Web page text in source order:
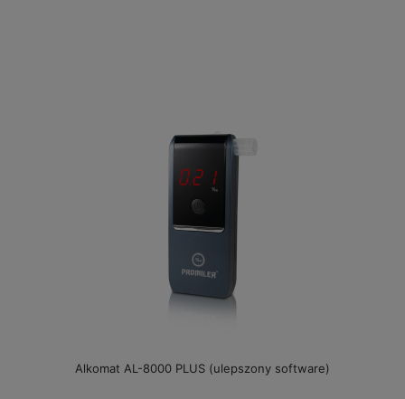
Alkomat AL-8000 PLUS (ulepszony software)